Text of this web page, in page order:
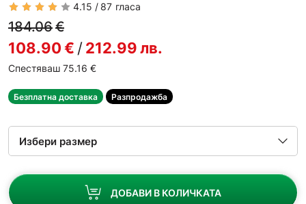
4.15
87 гласа
184.06€
108.90€ /212.99лв.
Спестяваш 75.16 €
Безплатна доставка Разпродажба
ДОБАВИ В КОЛИЧКАТА